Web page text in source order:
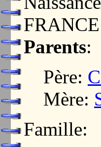
FRANCE
Parents:
Père:
Mère:
Famille: